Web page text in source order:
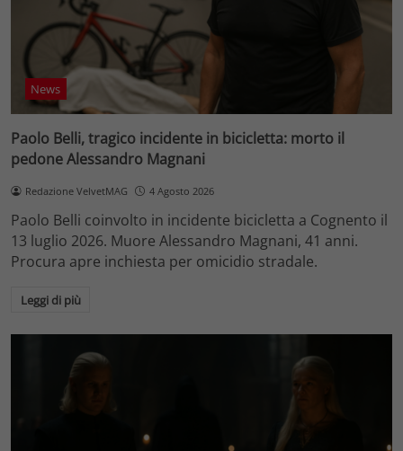
News
Paolo Belli, tragico incidente in bicicletta: morto il
pedone Alessandro Magnani
Redazione VelvetMAG 4 Agosto 2026
Paolo Belli coinvolto in incidente bicicletta a Cognento il
13 luglio 2026. Muore Alessandro Magnani, 41 anni.
Procura apre inchiesta per omicidio stradale.
Leggi di più